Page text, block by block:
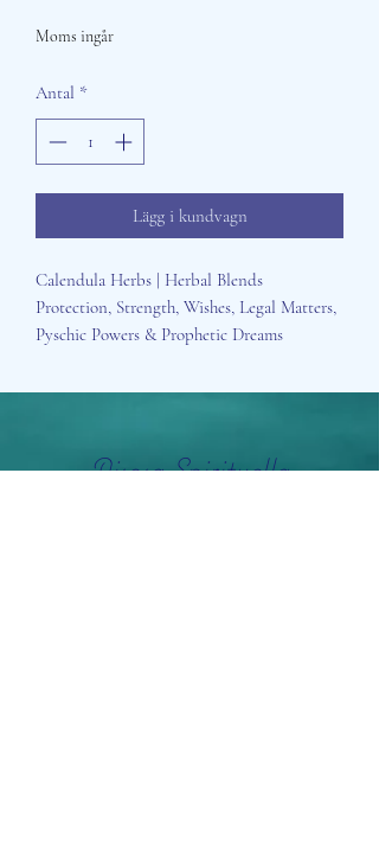
Moms ingår
Antal *
Lägg i kundvagn
Calendula Herbs | Herbal Blends
Protection, Strength, Wishes, Legal Matters,
Pyschic Powers & Prophetic Dreams
Aisosa Spirituella